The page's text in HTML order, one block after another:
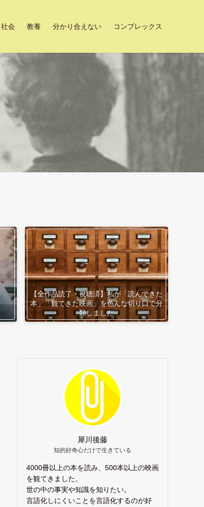
社会 教養 分かり合えない コンプレックス
【全作品読了・視聴済】私が「読んできた
本」「観てきた映画」を色んな切り口で分
類しました
犀川後藤
知的好奇心だけで生きている
4000冊以上の本を読み、500本以上の映画
を観てきました。
世の中の事実や知識を知りたい。
言語化しにくいことを言語化するのが好